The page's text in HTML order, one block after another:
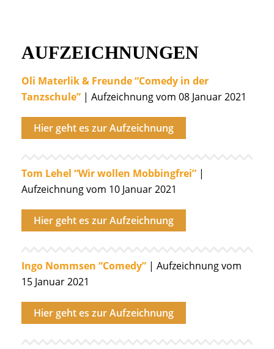
AUFZEICHNUNGEN
Oli Materlik & Freunde “Comedy in der
Tanzschule” | Aufzeichnung vom 08 Januar 2021
Hier geht es zur Aufzeichnung
Tom Lehel “Wir wollen Mobbingfrei” |
Aufzeichnung vom 10 Januar 2021
Hier geht es zur Aufzeichnung
Ingo Nommsen “Comedy” | Aufzeichnung vom
15 Januar 2021
Hier geht es zur Aufzeichnung